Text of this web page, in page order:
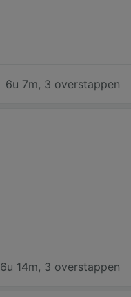
6u 7m, 3 overstappen
6u 14m, 3 overstappen